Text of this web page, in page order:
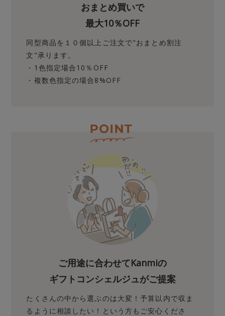
おまとめ買いで
最大10％OFF
同型商品を１０個以上ご注文で"おまとめ割注
文"承ります。
・1色指定場合10％OFF
・複数色指定の場合8%OFF
ご用途に合わせてKanmiの
ギフトコンシェルジュがご提案
たくさんの中から選ぶのは大変！予算以内で収ま
るように相談したい！という方もご安心くださ